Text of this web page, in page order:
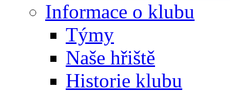
Informace o klubu
Týmy
Naše hřiště
Historie klubu